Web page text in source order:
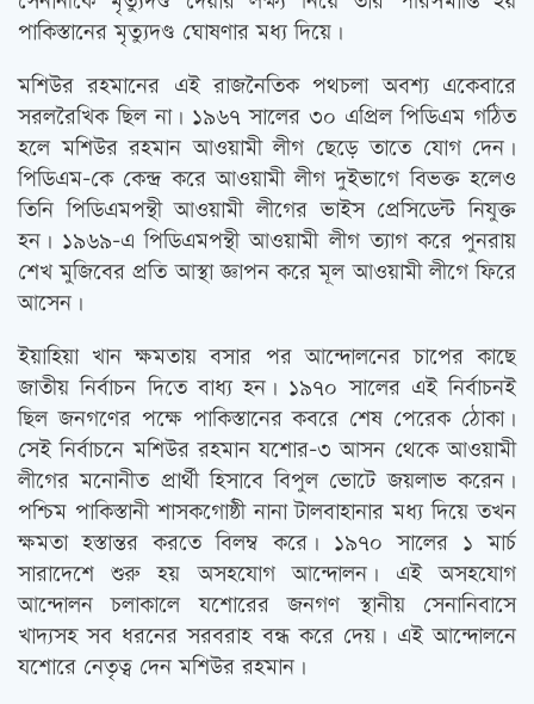
পাকিস্তানের মৃত্যুদণ্ড ঘোষণার মধ্য দিয়ে।
মশিউর রহমানের এই রাজনৈতিক পথচলা অবশ্য একেবারে
সরলরৈখিক ছিল না। ১৯৬৭ সালের ৩০ এপ্রিল পিডিএম গঠিত
হলে মশিউর রহমান আওয়ামী লীগ ছেড়ে তাতে যোগ দেন।
পিডিএম-কে কেন্দ্র করে আওয়ামী লীগ দুইভাগে বিভক্ত হলেও
তিনি পিডিএমপন্থী আওয়ামী লীগের ভাইস প্রেসিডেন্ট নিযুক্ত
হন। ১৯৬৯-এ পিডিএমপন্থী আওয়ামী লীগ ত্যাগ করে পুনরায়
শেখ মুজিবের প্রতি আস্থা জ্ঞাপন করে মূল আওয়ামী লীগে ফিরে
আসেন।
ইয়াহিয়া খান ক্ষমতায় বসার পর আন্দোলনের চাপের কাছে
জাতীয় নির্বাচন দিতে বাধ্য হন। ১৯৭০ সালের এই নির্বাচনই
ছিল জনগণের পক্ষে পাকিস্তানের কবরে শেষ পেরেক ঠোকা।
সেই নির্বাচনে মশিউর রহমান যশোর-৩ আসন থেকে আওয়ামী
লীগের মনোনীত প্রার্থী হিসাবে বিপুল ভোটে জয়লাভ করেন।
পশ্চিম পাকিস্তানী শাসকগোষ্ঠী নানা টালবাহানার মধ্য দিয়ে তখন
ক্ষমতা হস্তান্তর করতে বিলম্ব করে। ১৯৭০ সালের ১ মার্চ
সারাদেশে শুরু হয় অসহযোগ আন্দোলন। এই অসহযোগ
আন্দোলন চলাকালে যশোরের জনগণ স্থানীয় সেনানিবাসে
খাদ্যসহ সব ধরনের সরবরাহ বন্ধ করে দেয়। এই আন্দোলনে
যশোরে নেতৃত্ব দেন মশিউর রহমান।